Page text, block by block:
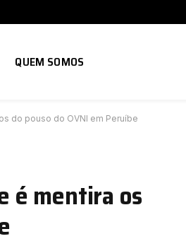
QUEM SOMOS
do pouso do OVNI em Peruíbe
é mentira os